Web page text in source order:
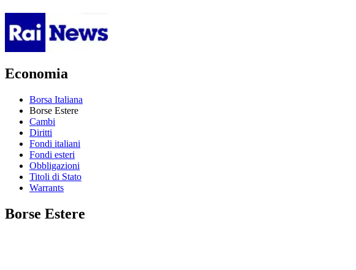
Economia
Borsa Italiana
Borse Estere
Cambi
Diritti
Fondi italiani
Fondi esteri
Obbligazioni
Titoli di Stato
Warrants
Borse Estere